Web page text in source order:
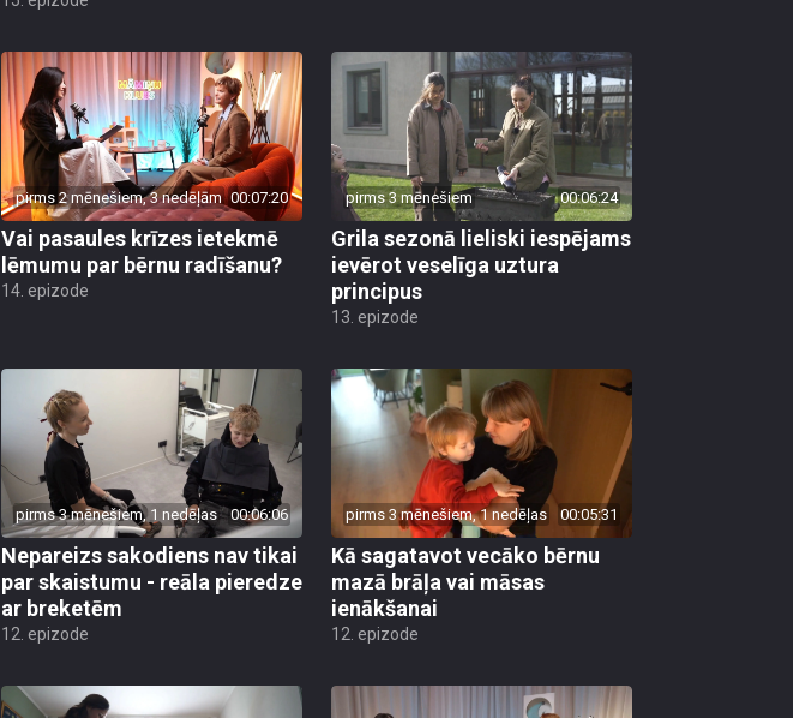
pirms 2 mēnešiem, 3 nedēļām 00:07:20
Vai pasaules krīzes ietekmē
lēmumu par bērnu radīšanu?
14. epizode
pirms 3 mēnešiem 00:06:24
Grila sezonā lieliski iespējams
ievērot veselīga uztura
principus
13. epizode
pirms 3 mēnešiem, 1 nedēļas 00:06:06
Nepareizs sakodiens nav tikai
par skaistumu - reāla pieredze
ar breketēm
12. epizode
pirms 3 mēnešiem, 1 nedēļas 00:05:31
Kā sagatavot vecāko bērnu
mazā brāļa vai māsas
ienākšanai
12. epizode